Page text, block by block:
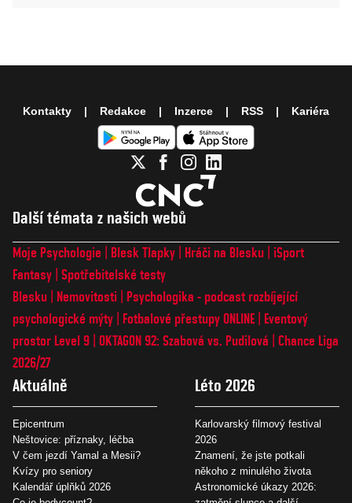
Další témata z našich webů
Moje Psychologie Blesk Tlapky Hráči na Blesku
iSport
Fantasy Spotřebitelské testy
Blesku
Nemovitosti
Psychologika - podcast rozbíjející
psychologické mýty
Fotbalové přestupy ONLINE
Eventový
prostor Level 9 OKTAGON 92: Szabová vs. Pudilová
Chance Liga
2026/27
Aktuálně
Epicentrum
Neštovice: příznaky, léčba
V čem jezdí Yamal a Mesii?
Kvízy pro seniory
Kalendář úplňků 2026
Léto 2026
Karlovarský filmový festival
2026
Znamení, že jste potkali
někoho z minulého života
Astronomické úkazy 2026:
Kontakty Redakce Inzerce RSS Kariéra